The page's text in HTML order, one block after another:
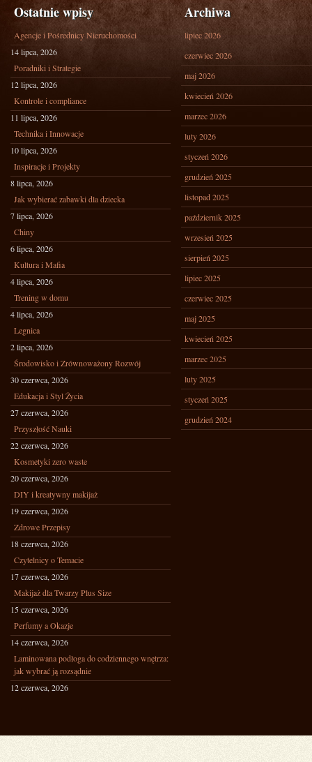
Ostatnie wpisy
Agencje i Pośrednicy Nieruchomości
14 lipca, 2026
Poradniki i Strategie
12 lipca, 2026
Kontrole i compliance
11 lipca, 2026
Technika i Innowacje
10 lipca, 2026
Inspiracje i Projekty
8 lipca, 2026
Jak wybierać zabawki dla dziecka
7 lipca, 2026
Chiny
6 lipca, 2026
Kultura i Mafia
4 lipca, 2026
Trening w domu
4 lipca, 2026
Legnica
2 lipca, 2026
Środowisko i Zrównoważony Rozwój
30 czerwca, 2026
Edukacja i Styl Życia
27 czerwca, 2026
Przyszłość Nauki
22 czerwca, 2026
Kosmetyki zero waste
20 czerwca, 2026
DIY i kreatywny makijaż
19 czerwca, 2026
Zdrowe Przepisy
18 czerwca, 2026
Czytelnicy o Temacie
17 czerwca, 2026
Makijaż dla Twarzy Plus Size
15 czerwca, 2026
Perfumy a Okazje
14 czerwca, 2026
Laminowana podłoga do codziennego wnętrza:
jak wybrać ją rozsądnie
12 czerwca, 2026
Archiwa
lipiec 2026
czerwiec 2026
maj 2026
kwiecień 2026
marzec 2026
luty 2026
styczeń 2026
grudzień 2025
listopad 2025
październik 2025
wrzesień 2025
sierpień 2025
lipiec 2025
czerwiec 2025
maj 2025
kwiecień 2025
marzec 2025
luty 2025
styczeń 2025
grudzień 2024